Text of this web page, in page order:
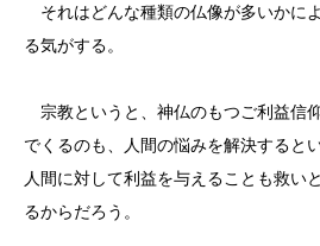
それはどんな種類の仏像が多いかに
る気がする。
宗教というと、神仏のもつご利益信
でくるのも、人間の悩みを解決すると
人間に対して利益を与えることも救い
るからだろう。